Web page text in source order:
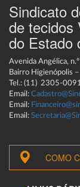
Sindicato
de tecidos
do Estado
Avenida Angélica,
Bairro Higienópolis
Tel.: (11) 2305-
Email:
Email:
Email:
COMO